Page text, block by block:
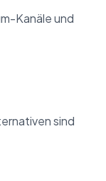
Kanäle und
sind